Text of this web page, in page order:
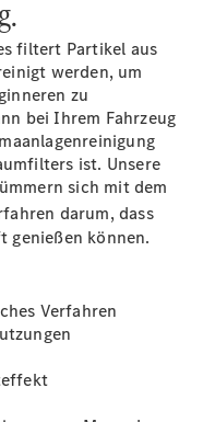
filtert Partikel aus
werden, um
zu
bei Ihrem Fahrzeug
ist. Unsere
sich mit dem
darum, dass
genießen können.
Verfahren